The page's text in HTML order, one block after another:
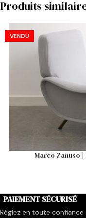
Produits
VENDU
Marco Zanuso
PAIEMENT SÉCURISÉ
Réglez en toute